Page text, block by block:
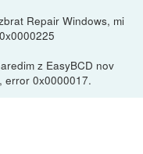
Repair Windows, mi
z EasyBCD nov
error 0x0000017.